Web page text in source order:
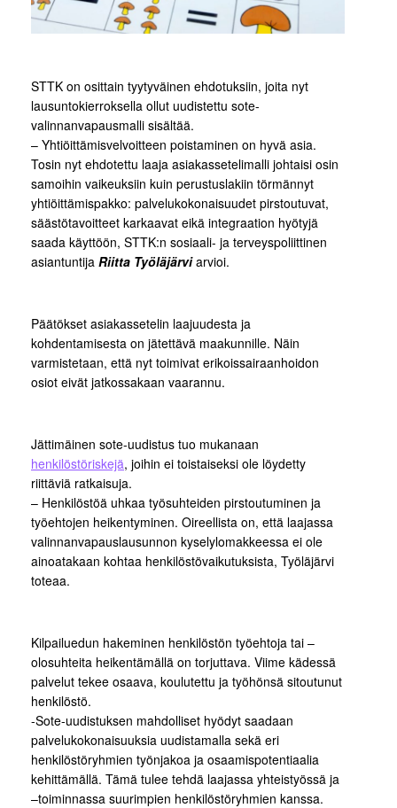
STTK on osittain tyytyväinen ehdotuksiin, joita nyt
lausuntokierroksella ollut uudistettu sote-
valinnanvapausmalli sisältää.
– Yhtiöittämisvelvoitteen poistaminen on hyvä asia.
Tosin nyt ehdotettu laaja asiakassetelimalli johtaisi osin
samoihin vaikeuksiin kuin perustuslakiin törmännyt
yhtiöittämispakko: palvelukokonaisuudet pirstoutuvat,
säästötavoitteet karkaavat eikä integraation hyötyjä
saada käyttöön, STTK:n sosiaali- ja terveyspoliittinen
asiantuntija Riitta Työläjärviarvioi.
Päätökset asiakassetelin laajuudesta ja
kohdentamisesta on jätettävä maakunnille. Näin
varmistetaan, että nyt toimivat erikoissairaanhoidon
osiot eivät jatkossakaan vaarannu.
Jättimäinen sote-uudistus tuo mukanaan
henkilöstöriskejä, joihin ei toistaiseksi ole löydetty
riittäviä ratkaisuja.
– Henkilöstöä uhkaa työsuhteiden pirstoutuminen ja
työehtojen heikentyminen. Oireellista on, että laajassa
valinnanvapauslausunnon kyselylomakkeessa ei ole
ainoatakaan kohtaa henkilöstövaikutuksista, Työläjärvi
toteaa.
Kilpailuedun hakeminen henkilöstön työehtoja tai –
olosuhteita heikentämällä on torjuttava. Viime kädessä
palvelut tekee osaava, koulutettu ja työhönsä sitoutunut
henkilöstö.
-Sote-uudistuksen mahdolliset hyödyt saadaan
palvelukokonaisuuksia uudistamalla sekä eri
henkilöstöryhmien työnjakoa ja osaamispotentiaalia
kehittämällä. Tämä tulee tehdä laajassa yhteistyössä ja
–toiminnassa suurimpien henkilöstöryhmien kanssa.